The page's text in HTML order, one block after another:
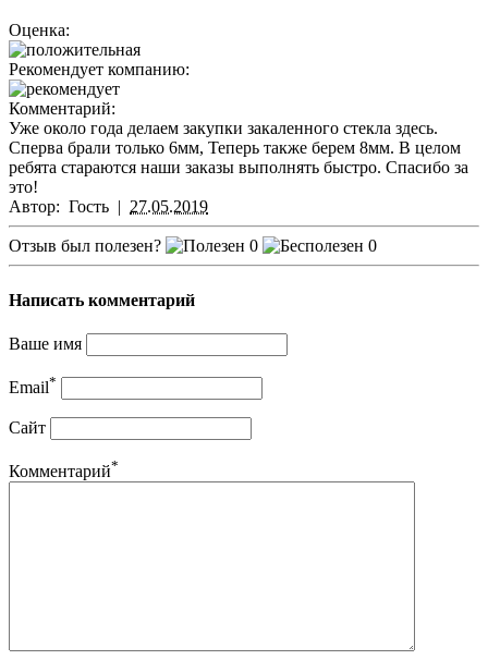
Оценка:
Рекомендует компанию:
Комментарий:
Уже около года делаем закупки закаленного стекла здесь.
Сперва брали только 6мм, Теперь также берем 8мм. В целом
ребята стараются наши заказы выполнять быстро. Спасибо за
это!
Автор: Гость | 27.05.2019
Отзыв был полезен? 0 0
Написать комментарий
Ваше имя
Email*
Сайт
Комментарий*